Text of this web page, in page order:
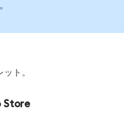
ト。
Store